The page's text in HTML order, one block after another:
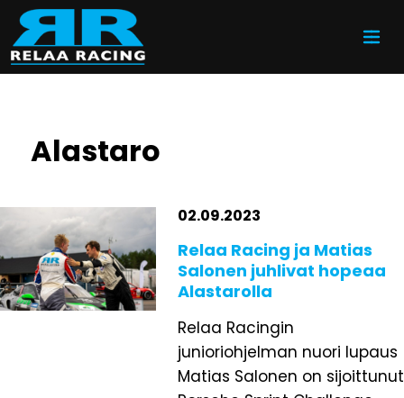
Siirry sisältöön
Alastaro
02.09.2023
Relaa Racing ja Matias
Salonen juhlivat hopeaa
Alastarolla
Relaa Racingin
junioriohjelman nuori lupaus
Matias Salonen on sijoittunut